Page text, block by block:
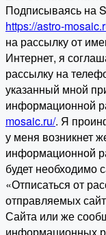
Подписываясь на
https://astro-
на рассылку от
Интернет, я
рассылку на
указанный мной
информационной
mosaic.ru/. Я
у меня возникнет
информационной
будет необходимо
«Отписаться от
отправляемых
Сайта или же
информационных